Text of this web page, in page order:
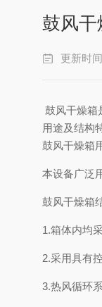
鼓风干
更新时
鼓风干燥箱
用途及结构
鼓风干燥箱
本设备广泛
鼓风干燥箱
1.箱体内均
2.采用具有
3.热风循环